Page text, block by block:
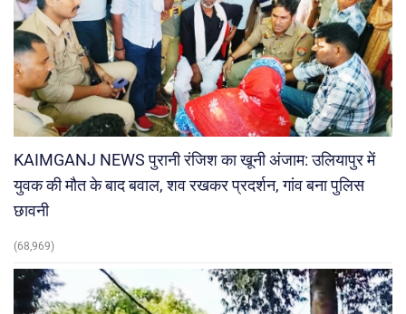
KAIMGANJ NEWS पुरानी रंजिश का खूनी अंजाम: उलियापुर में
युवक की मौत के बाद बवाल, शव रखकर प्रदर्शन, गांव बना पुलिस
छावनी
(68,969)